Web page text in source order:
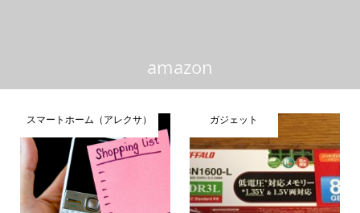
amazon
スマートホーム（アレクサ） ガジェット